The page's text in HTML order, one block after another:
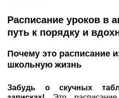
Расписание уроков в
путь к порядку и
Почему это расписание
школьную жизнь
Забудь о скучных